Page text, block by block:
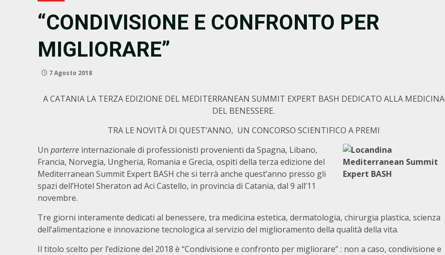
“CONDIVISIONE E CONFRONTO PER
MIGLIORARE”
7 Agosto 2018
A CATANIA LA TERZA EDIZIONE DEL MEDITERRANEAN SUMMIT EXPERT BASH DEDICATO ALLA MEDICINA
DEL BENESSERE.
TRA LE NOVITÀ DI QUEST’ANNO, UN CONCORSO SCIENTIFICO A PREMI
Un parterre internazionale di professionisti provenienti da Spagna, Libano,
Francia, Norvegia, Ungheria, Romania e Grecia, ospiti della terza edizione del
Mediterranean Summit Expert BASH che si terrà anche quest’anno presso gli
spazi dell’Hotel Sheraton ad Aci Castello, in provincia di Catania, dal 9 all’11
novembre.
Tre giorni interamente dedicati al benessere, tra medicina estetica, dermatologia, chirurgia plastica, scienza
dell’alimentazione e innovazione tecnologica al servizio del miglioramento della qualità della vita.
Il titolo scelto per l’edizione del 2018 è “Condivisione e confronto per migliorare” : non a caso, condivisione e